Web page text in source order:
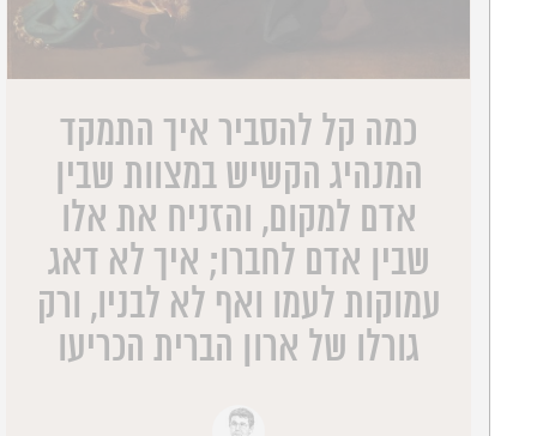
כמה קל להסביר איך התמקד
המנהיג הקשיש במצוות שבין
אדם למקום, והזניח את אלו
שבין אדם לחברו; איך לא דאג
עמוקות לעמו ואף לא לבניו, ורק
גורלו של ארון הברית הכריעו